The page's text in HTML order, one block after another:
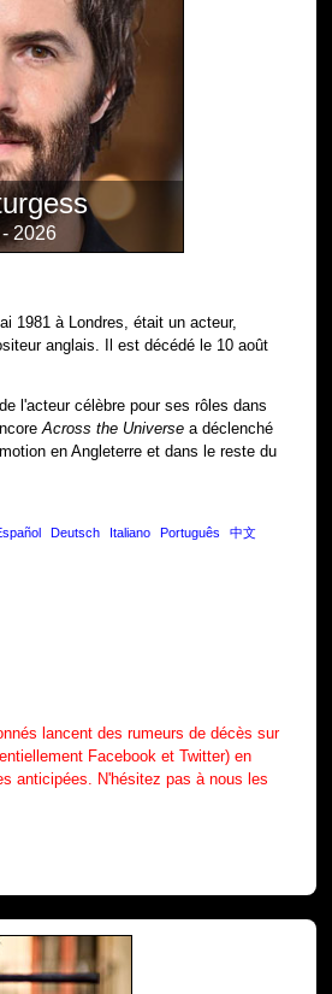
2026
1981 à Londres, était un acteur,
anglais. Il est décédé le 10 août
l'acteur célèbre pour ses rôles dans
Across the Universe a déclenché
en Angleterre et dans le reste du
Deutsch Italiano Português 中文
lancent des rumeurs de décès sur
Facebook et Twitter) en
anticipées. N'hésitez pas à nous les